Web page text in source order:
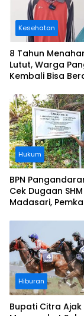
Kesehatan
8 Tahun
Lutut, Warga
Kembali Bisa
Ditanggung BPJS
Hukum
BPN
Cek Dugaan
Madasari,
Hiburan
Bupati Citra Ajak